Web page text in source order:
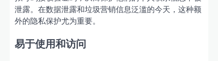
泄露。在数据泄露和垃圾营销信息泛滥的今天，这种额
外的隐私保护尤为重要。
易于使用和访问